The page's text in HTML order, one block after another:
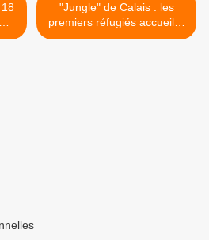
"Jungle" de Calais : les
premiers réfugiés accueillis
dans la région >